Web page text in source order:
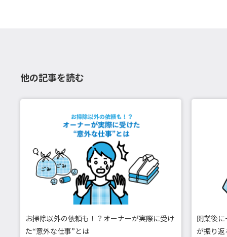
他の記事を読む
お掃除以外の依頼も！？オーナーが実際に受け
た“意外な仕事”とは
開業後
が振り